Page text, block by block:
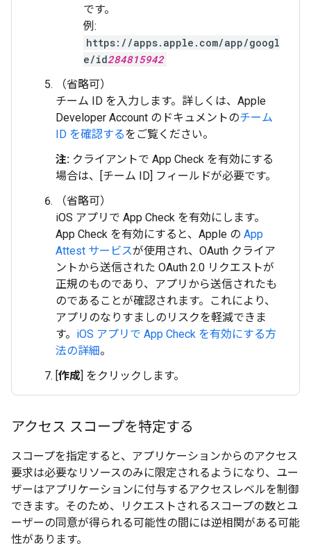
です。
例:
https://apps.apple.com/app/googl
e/id284815942
（省略可）
チーム ID を入力します。詳しくは、Apple
Developer Account のドキュメントのチーム
ID を確認するをご覧ください。
注: クライアントで App Check を有効にする
場合は、[チーム ID] フィールドが必要です。
（省略可）
iOS アプリで App Check を有効にします。
App Check を有効にすると、Apple の App
Attest サービスが使用され、OAuth クライア
ントから送信された OAuth 2.0 リクエストが
正規のものであり、アプリから送信されたも
のであることが確認されます。これにより、
アプリのなりすましのリスクを軽減できま
す。 iOS アプリで App Check を有効にする方
法の詳細。
[作成] をクリックします。
アクセス スコープを特定する
スコープを指定すると、アプリケーションからのアクセス
要求は必要なリソースのみに限定されるようになり、ユー
ザーはアプリケーションに付与するアクセスレベルを制御
できます。そのため、リクエストされるスコープの数とユ
ーザーの同意が得られる可能性の間には逆相関がある可能
性があります。